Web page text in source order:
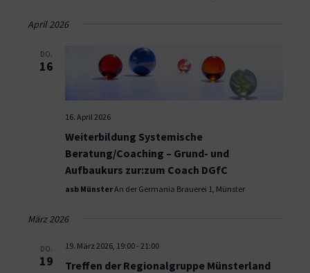
April 2026
DO.
16
16. April 2026
Weiterbildung Systemische
Beratung/Coaching – Grund- und
Aufbaukurs zur:zum Coach DGfC
asb MünsterAn der Germania Brauerei 1, Münster
März 2026
DO.
19
19. März 2026, 19:00- 21:00
Treffen der Regionalgruppe Münsterland